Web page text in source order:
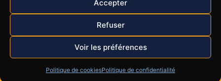
Accepter
Refuser
Voir les préférences
Politique de cookiesPolitique de confidentialité
©2026 - LRProg.fr Design : ECW